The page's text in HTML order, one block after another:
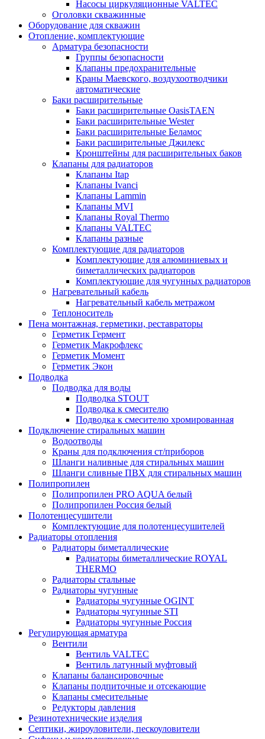
Насосы циркуляционные VALTEC
Оголовки скважинные
Оборудование для скважин
Отопление, комплектующие
Арматура безопасности
Группы безопасности
Клапаны предохранительные
Краны Маевского, воздухоотводчики
автоматические
Баки расширительные
Баки расширительные OasisTAEN
Баки расширительные Wester
Баки расширительные Беламос
Баки расширительные Джилекс
Кронштейны для расширительных баков
Клапаны для радиаторов
Клапаны Itap
Клапаны Ivanci
Клапаны Lammin
Клапаны MVI
Клапаны Royal Thermo
Клапаны VALTEC
Клапаны разные
Комплектующие для радиаторов
Комплектующие для алюминиевых и
биметаллических радиаторов
Комплектующие для чугунных радиаторов
Нагревательный кабель
Нагревательный кабель метражом
Теплоноситель
Пена монтажная, герметики, реставраторы
Герметик Гермент
Герметик Макрофлекс
Герметик Момент
Герметик Экон
Подводка
Подводка для воды
Подводка STOUT
Подводка к смесителю
Подводка к смесителю хромированная
Подключение стиральных машин
Водоотводы
Краны для подключения ст/приборов
Шланги наливные для стиральных машин
Шланги сливные ПВХ для стиральных машин
Полипропилен
Полипропилен PRO AQUA белый
Полипропилен Россия белый
Полотенцесушители
Комплектующие для полотенцесушителей
Радиаторы отопления
Радиаторы биметаллические
Радиаторы биметаллические ROYAL
THERMO
Радиаторы стальные
Радиаторы чугунные
Радиаторы чугунные OGINT
Радиаторы чугунные STI
Радиаторы чугунные Россия
Регулирующая арматура
Вентили
Вентиль VALTEC
Вентиль латунный муфтовый
Клапаны балансировочные
Клапаны подпиточные и отсекающие
Клапаны смесительные
Редукторы давления
Резинотехнические изделия
Септики, жироуловители, пескоуловители